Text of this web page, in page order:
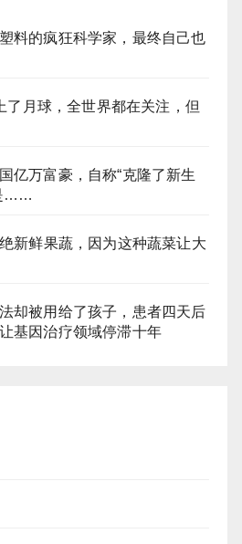
料的疯狂科学家，最终自己也
了月球，全世界都在关注，但
亿万富豪，自称“克隆了新生
……
新鲜果蔬，因为这种蔬菜让大
却被用给了孩子，患者四天后
基因治疗领域停滞十年